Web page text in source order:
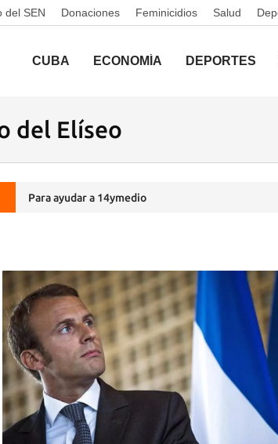
del SEN Donaciones Feminicidios Salud
CUBA ECONOMÍA DEPORTES
del Elíseo
Para ayudar a 14ymedio